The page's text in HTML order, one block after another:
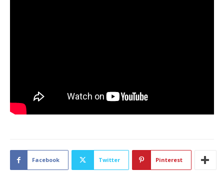
Facebook Twitter Pinterest